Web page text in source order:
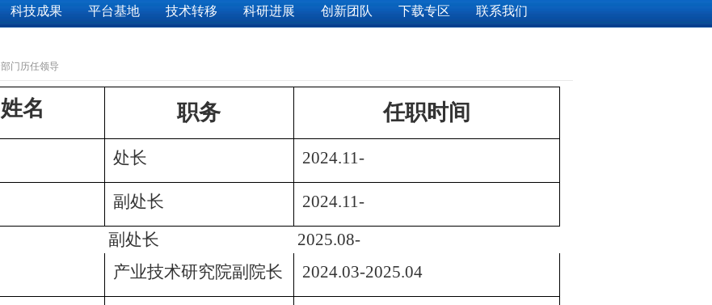
科技成果 平台基地 技术转移 科研进展 创新团队 下载专区 联系我们
部门历任领导
姓名 职务 任职时间
处长 2024.11-
副处长
2024.11-
副处长
2025.08-
产业技术研究院副院长 2024.03-2025.04